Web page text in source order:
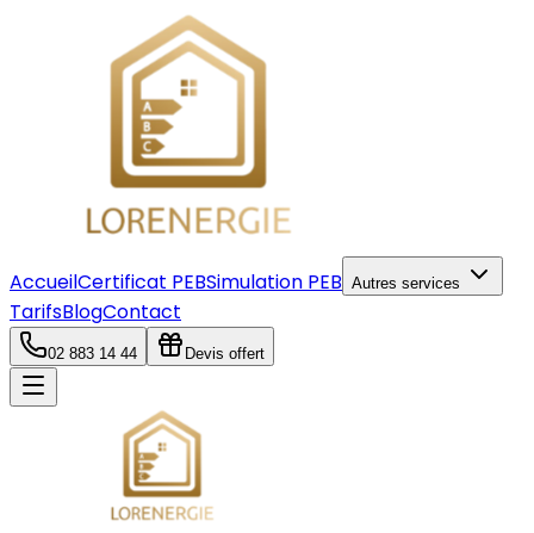
AccueilCertificat PEBSimulation PEB Autres services
TarifsBlogContact
02 883 14 44 Devis offert